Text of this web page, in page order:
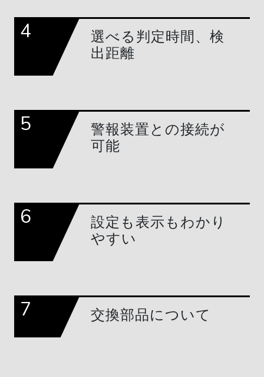
4
選べる判定時間、検
出距離
5
警報装置との接続が
可能
6
設定も表示もわかり
やすい
7 交換部品について